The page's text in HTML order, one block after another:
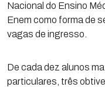
Nacional do Ensino
Enem como forma de
vagas de ingresso.
De cada dez alunos
particulares, três